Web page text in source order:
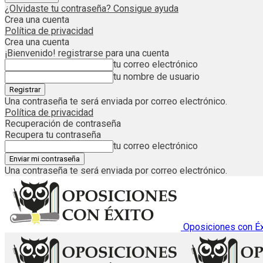
¿Olvidaste tu contraseña? Consigue ayuda
Crea una cuenta
Política de privacidad
Crea una cuenta
¡Bienvenido! registrarse para una cuenta
tu correo electrónico
tu nombre de usuario
Una contraseña te será enviada por correo electrónico.
Política de privacidad
Recuperación de contraseña
Recupera tu contraseña
tu correo electrónico
Una contraseña te será enviada por correo electrónico.
Oposiciones con